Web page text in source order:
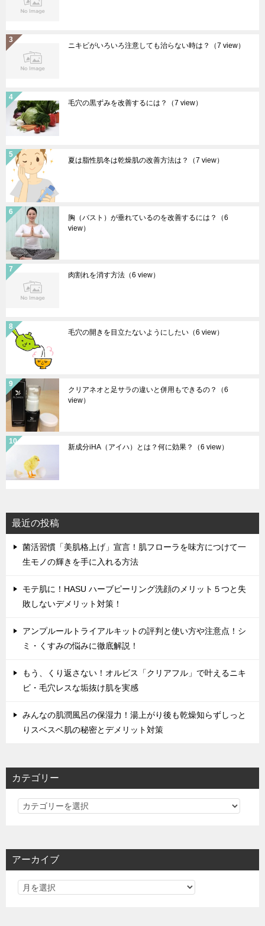
ニキビがいろいろ注意しても治らない時は？ （7 view）
毛穴の黒ずみを改善するには？ （7 view）
夏は脂性肌冬は乾燥肌の改善方法は？ （7 view）
胸（バスト）が垂れているのを改善するには？
（6
view）
肉割れを消す方法 （6 view）
毛穴の開きを目立たないようにしたい （6 view）
クリアネオと足サラの違いと併用もできるの？
（6
view）
新成分iHA（アイハ）とは？何に効果？ （6 view）
最近の投稿
菌活習慣「美肌格上げ」宣言！肌フローラを味方につけて一
生モノの輝きを手に入れる方法
モテ肌に！HASU ハーブピーリング洗顔のメリット５つと失
敗しないデメリット対策！
アンプルールトライアルキットの評判と使い方や注意点！シ
ミ・くすみの悩みに徹底解説！
もう、くり返さない！オルビス「クリアフル」で叶えるニキ
ビ・毛穴レスな垢抜け肌を実感
みんなの肌潤風呂の保湿力！湯上がり後も乾燥知らずしっと
りスベスベ肌の秘密とデメリット対策
カテゴリー
カ
リ
アーカイブ